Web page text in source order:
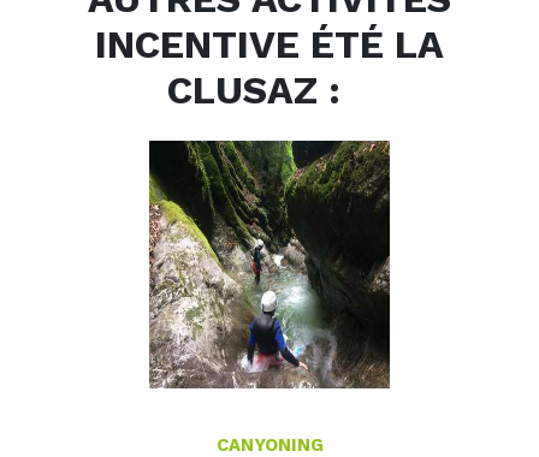
INCENTIVE ÉTÉ LA
CLUSAZ :
CANYONING